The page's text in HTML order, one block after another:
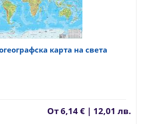
карта на света
От6,14 € | 12,01 лв.